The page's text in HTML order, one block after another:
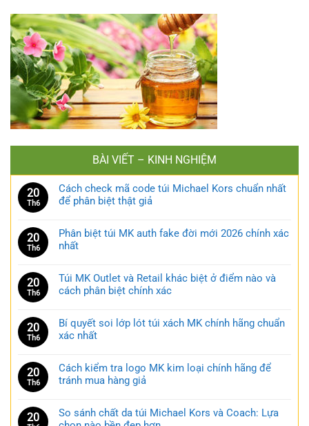
BÀI VIẾT – KINH NGHIỆM
20
Th6
Cách check mã code túi Michael Kors chuẩn nhất
để phân biệt thật giả
20
Th6
Phân biệt túi MK auth fake đời mới 2026 chính xác
nhất
20
Th6
Túi MK Outlet và Retail khác biệt ở điểm nào và
cách phân biệt chính xác
20
Th6
Bí quyết soi lớp lót túi xách MK chính hãng chuẩn
xác nhất
20
Th6
Cách kiểm tra logo MK kim loại chính hãng để
tránh mua hàng giả
20
So sánh chất da túi Michael Kors và Coach: Lựa